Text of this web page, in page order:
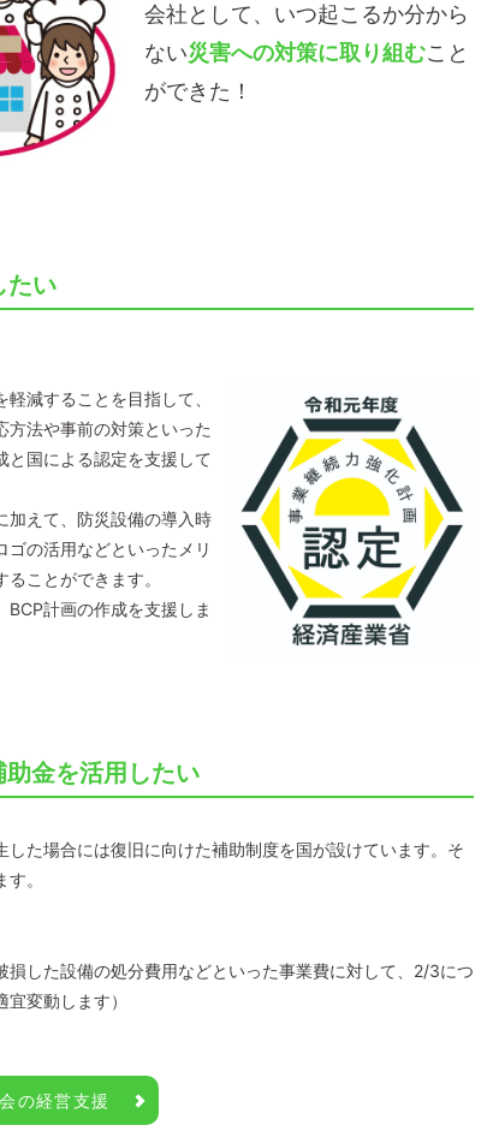
会社として、いつ起こるか分から
ない災害への対策に取り組むこと
ができた！
たい
減することを目指して、
方法や事前の対策といった
と国による認定を支援して
加えて、防災設備の導入時
の活用などといったメリ
ことができます。
計画の作成を支援しま
金を活用したい
た場合には復旧に向けた補助制度を国が設けています。そ
。
した設備の処分費用などといった事業費に対して、2/3につ
変動します）
の経営支援